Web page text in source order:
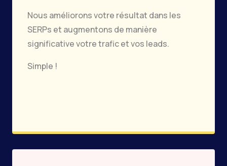
Nous améliorons votre résultat dans les
SERPs et augmentons de manière
significative votre trafic et vos leads.
Simple !